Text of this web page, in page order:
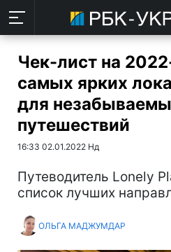
Чек-лист на
самых ярких
для
путешествий
16:33 02.01.2022 Нд
Путеводитель Lonely
список лучших
ОЛЬГА МАДЖУМДАР